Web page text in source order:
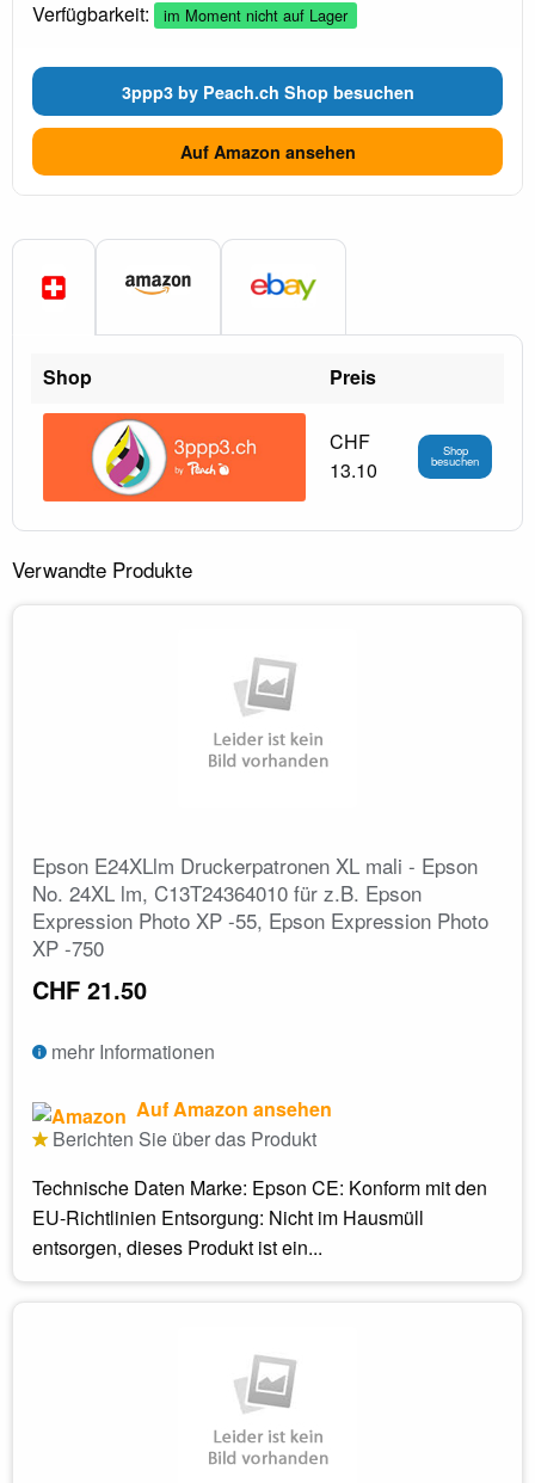
Verfügbarkeit:
im Moment nicht auf Lager
3ppp3 by Peach.ch Shop besuchen
Auf Amazon ansehen
Shop Preis
CHF
13.10
Shop
besuchen
Verwandte Produkte
Epson E24XLlm Druckerpatronen XL mali - Epson
No. 24XL lm, C13T24364010 für z.B. Epson
Expression Photo XP -55, Epson Expression Photo
XP -750
CHF 21.50
mehr Informationen
Auf Amazon ansehen
Berichten Sie über das Produkt
Technische Daten Marke: Epson CE: Konform mit den
EU-Richtlinien Entsorgung: Nicht im Hausmüll
entsorgen, dieses Produkt ist ein...